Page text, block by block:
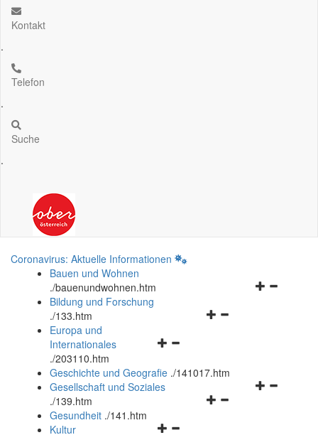
Kontakt
.
Telefon
.
Suche
.
Coronavirus: Aktuelle Informationen
Bauen und Wohnen
./bauenundwohnen.htm
Navigationsmenü
Bildung und Forschung
./133.htm
Navigationsmenü
und
schließen
Europa und
Internationales
./203110.htm
Geschichte und Geografie ./141017.htm
Navigationsmenü
Gesellschaft und Soziales
./139.htm
Navigationsmenü
Gesundheit ./141.htm
Kultur